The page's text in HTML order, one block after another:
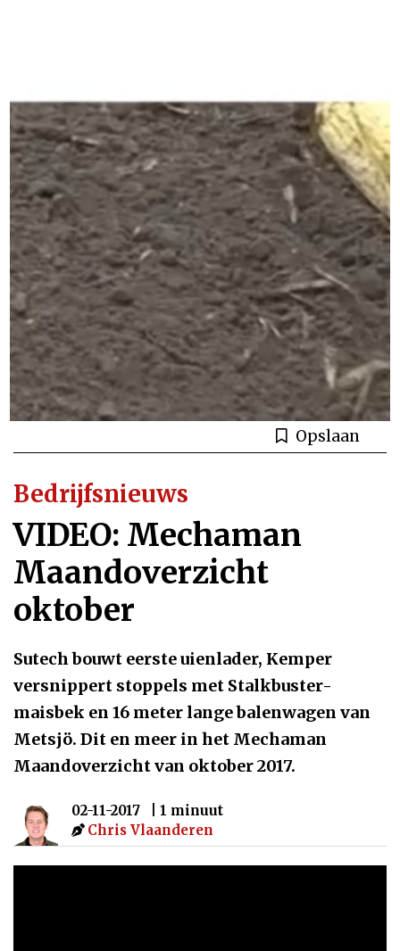
Opslaan
Bedrijfsnieuws
VIDEO: Mechaman
Maandoverzicht
oktober
Sutech bouwt eerste uienlader, Kemper
versnippert stoppels met Stalkbuster-
maisbek en 16 meter lange balenwagen van
Metsjö. Dit en meer in het Mechaman
Maandoverzicht van oktober 2017.
02-11-2017
| 1 minuut
Chris Vlaanderen